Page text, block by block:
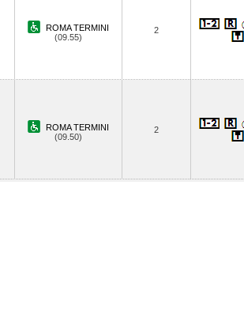
ROMA TERMINI
(09.55)
2
ROMA TERMINI
(09.50)
2